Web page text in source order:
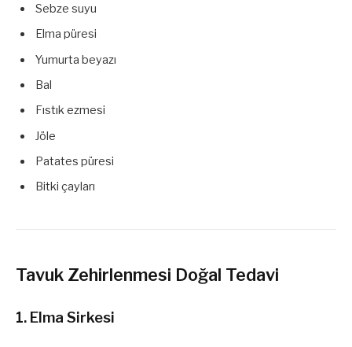
Sebze suyu
Elma püresi
Yumurta beyazı
Bal
Fıstık ezmesi
Jöle
Patates püresi
Bitki çayları
Tavuk Zehirlenmesi Doğal Tedavi
1. Elma Sirkesi